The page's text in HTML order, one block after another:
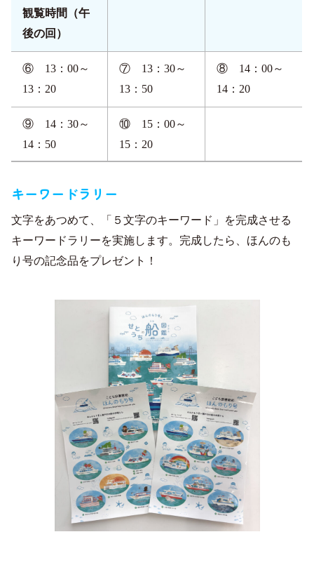
観覧時間（午
後の回）
⑥ 13：00～
13：20
⑦ 13：30～
13：50
⑧ 14：00～
14：20
⑨ 14：30～
14：50
⑩ 15：00～
15：20
キーワードラリー
文字をあつめて、「５文字のキーワード」を完成させる
キーワードラリーを実施します。完成したら、ほんのも
り号の記念品をプレゼント！